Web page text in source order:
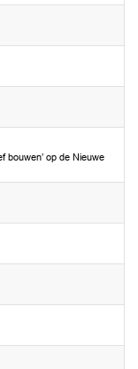
bouwen’ op de Nieuwe